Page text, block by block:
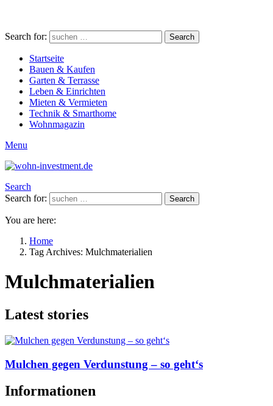
Search for: Search
Startseite
Bauen & Kaufen
Garten & Terrasse
Leben & Einrichten
Mieten & Vermieten
Technik & Smarthome
Wohnmagazin
Menu
Search
Search for:
Search
You are here:
Home
Tag Archives: Mulchmaterialien
Mulchmaterialien
Latest stories
Mulchen gegen Verdunstung – so geht‘s
Informationen